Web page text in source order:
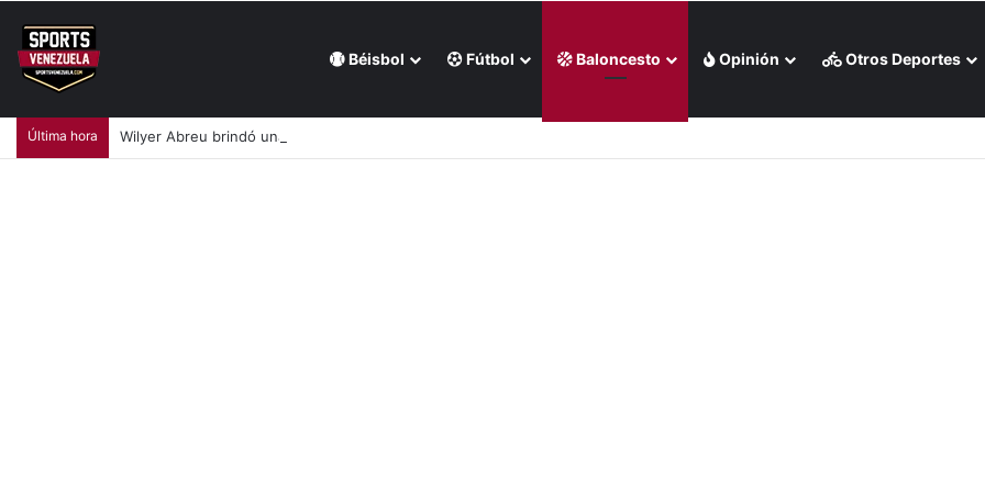
Béisbol Fútbol Baloncesto Opinión Otros Deportes
Última hora Wilyer Abreu brindó una exhibición de fuerza y Medias Rojas apaleó a Medias Blancas (+Video)